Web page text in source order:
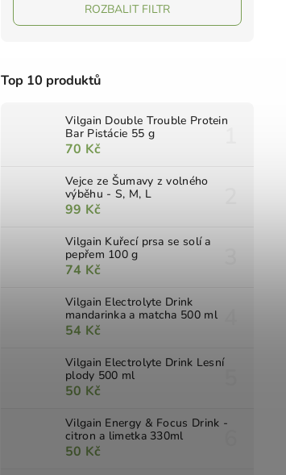
ROZBALIT FILTR
Top 10 produktů
Vilgain Double Trouble Protein
Bar Pistácie 55 g
70 Kč
Vejce ze Šumavy z volného
výběhu - S, M, L
99 Kč
Vilgain Kuřecí prsa se solí a
pepřem 100 g
74 Kč
Vilgain Electrolyte Drink
mandarinka a matcha 500 ml
54 Kč
Vilgain Electrolyte Drink Lesní
plody 500 ml
50 Kč
Vilgain Energy & Focus Drink -
citron a limetka 330ml
50 Kč